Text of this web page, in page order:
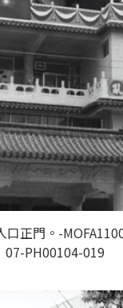
口正門。-
07-PH00104-019